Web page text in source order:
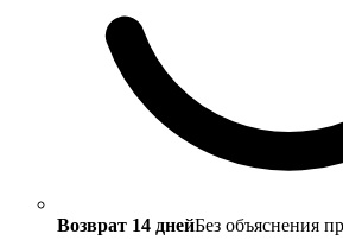
Возврат 14 днейБез объяснения